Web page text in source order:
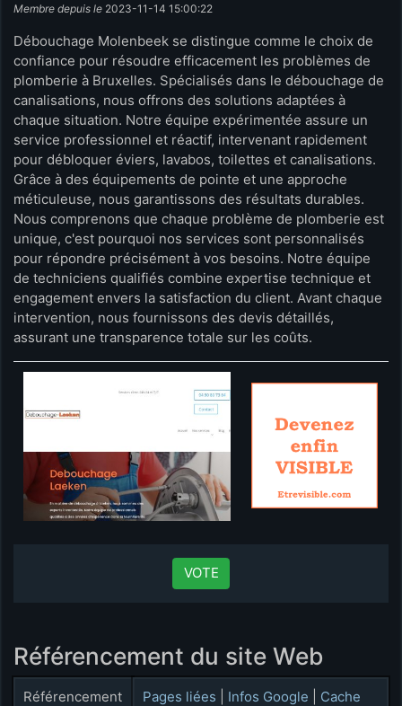
Membre depuis le 2023-11-14 15:00:22
Débouchage Molenbeek se distingue comme le choix de
confiance pour résoudre efficacement les problèmes de
plomberie à Bruxelles. Spécialisés dans le débouchage de
canalisations, nous offrons des solutions adaptées à
chaque situation. Notre équipe expérimentée assure un
service professionnel et réactif, intervenant rapidement
pour débloquer éviers, lavabos, toilettes et canalisations.
Grâce à des équipements de pointe et une approche
méticuleuse, nous garantissons des résultats durables.
Nous comprenons que chaque problème de plomberie est
unique, c'est pourquoi nos services sont personnalisés
pour répondre précisément à vos besoins. Notre équipe
de techniciens qualifiés combine expertise technique et
engagement envers la satisfaction du client. Avant chaque
intervention, nous fournissons des devis détaillés,
assurant une transparence totale sur les coûts.
VOTE
Référencement du site Web
Référencement
Pages liées Infos Google
Cache